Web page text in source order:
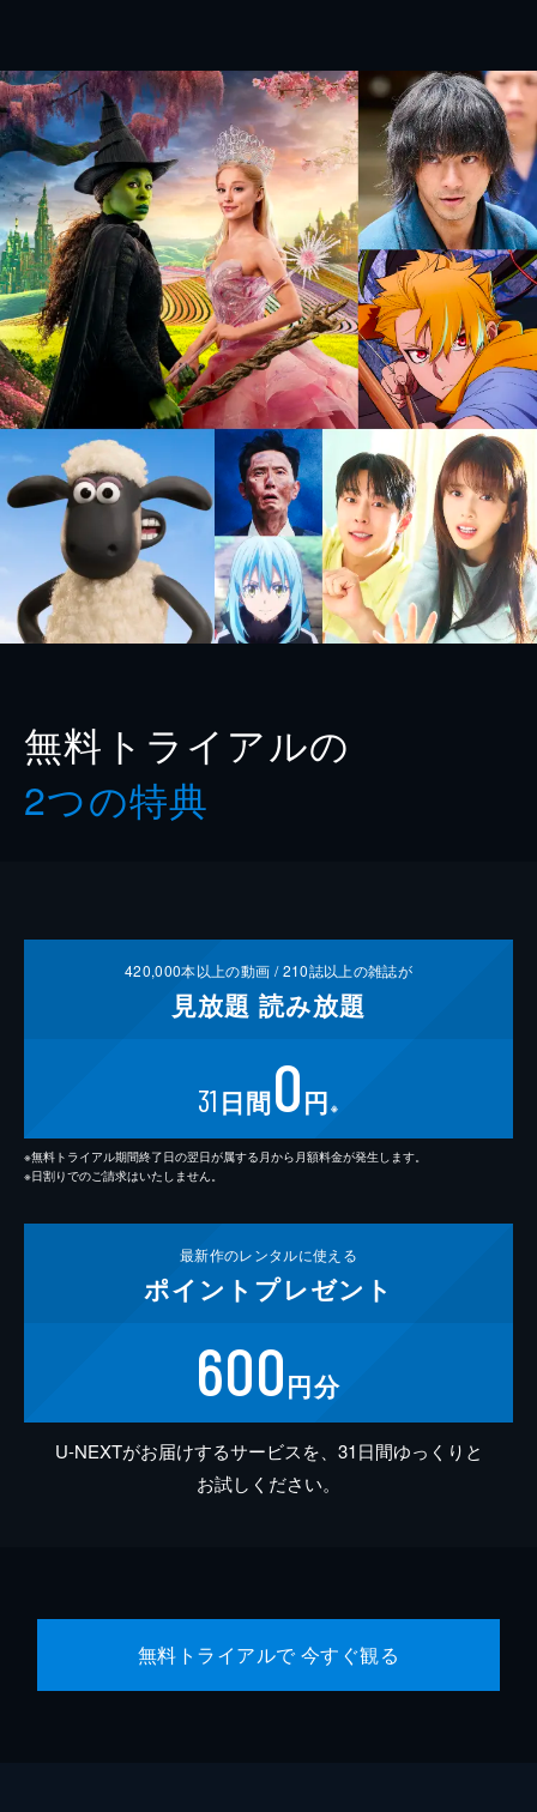
無料トライアルの
2つの特典
420,000本以上の動画 /210誌以上の雑誌が
見放題 読み放題
31 日間0円 ※
※無料トライアル期間終了日の翌日が属する月から月額料金が発生します。
※日割りでのご請求はいたしません。
最新作のレンタルに使える
ポイント プレゼント
600円分
U-NEXTがお届けするサービスを、31日間ゆっくりと
お試しください。
無料トライアルで 今すぐ観る